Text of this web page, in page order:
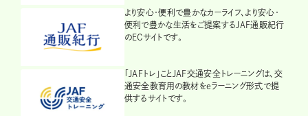
より安心・便利で豊かなカーライフ、より安心・
便利で豊かな生活をご提案するJAF通販紀行
のECサイトです。
「JAFトレ」ことJAF交通安全トレーニングは、交
通安全教育用の教材をeラーニング形式で提
供するサイトです。